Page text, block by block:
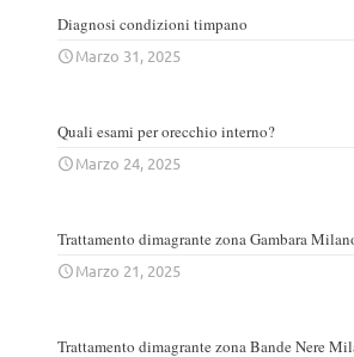
Diagnosi condizioni timpano
Marzo 31, 2025
Quali esami per orecchio interno?
Marzo 24, 2025
Trattamento dimagrante zona Gambara
Marzo 21, 2025
Trattamento dimagrante zona Bande Nere